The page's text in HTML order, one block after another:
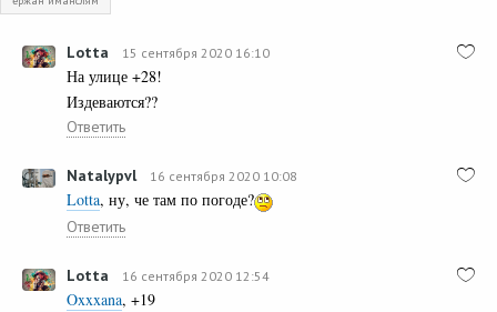
Lotta 15 сентября 2020 16:10
На улице +28!
Издеваются??
Ответить
Natalypvl 16 сентября 2020 10:08
Lotta, ну, че там по погоде?
Ответить
Lotta 16 сентября 2020 12:54
Oxxxana, +19